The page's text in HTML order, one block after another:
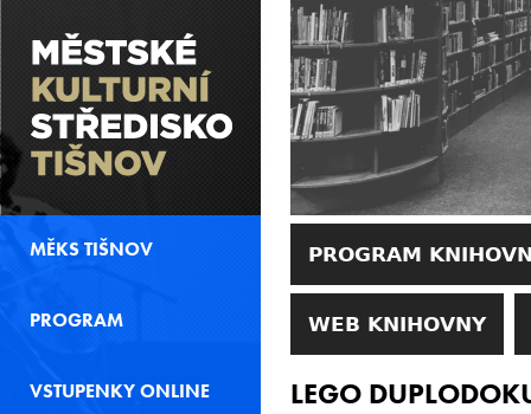
PROGRAM
WEB KNIHOVNY
LEGO
MĚKS TIŠNOV
PROGRAM
VSTUPENKY ONLINE